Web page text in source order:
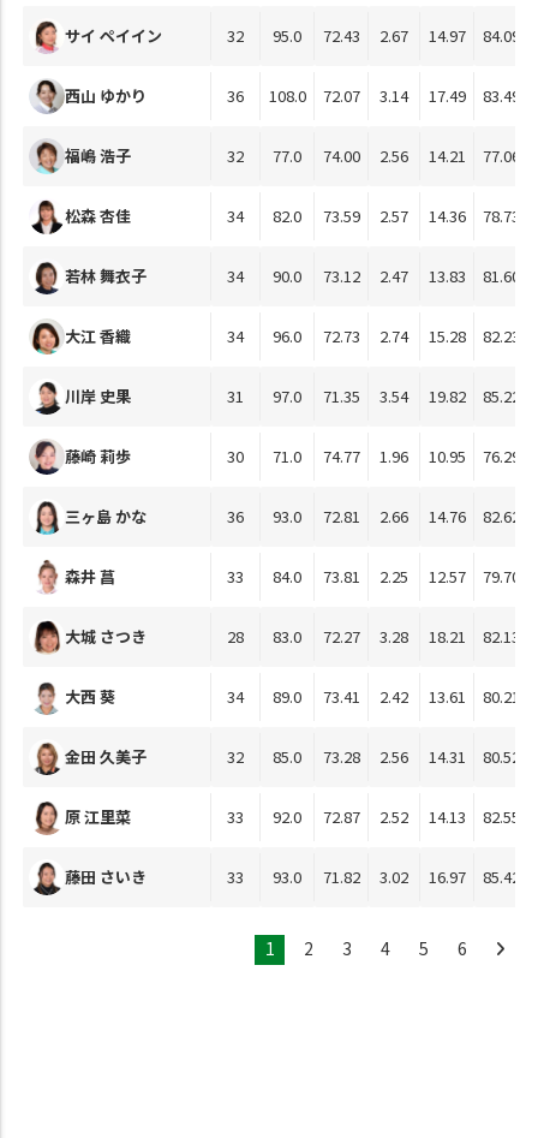
サイ ペイイン 32 95.0 72.43 2.67 14.97 84.09
西山 ゆかり 36 108.0 72.07 3.14 17.49 83.49
福嶋 浩子 32 77.0 74.00 2.56 14.21 77.06
松森 杏佳 34 82.0 73.59 2.57 14.36 78.73
若林 舞衣子 34 90.0 73.12 2.47 13.83 81.60
大江 香織 34 96.0 72.73 2.74 15.28 82.23
川岸 史果 31 97.0 71.35 3.54 19.82 85.22
藤崎 莉歩 30 71.0 74.77 1.96 10.95 76.29
三ヶ島 かな 36 93.0 72.81 2.66 14.76 82.62
森井 菖 33 84.0 73.81 2.25 12.57 79.70
大城 さつき 28 83.0 72.27 3.28 18.21 82.13
大西 葵 34 89.0 73.41 2.42 13.61 80.21
金田 久美子 32 85.0 73.28 2.56 14.31 80.52
原 江里菜 33 92.0 72.87 2.52 14.13 82.55
藤田 さいき 33 93.0 71.82 3.02 16.97 85.42
1 2 3 4 5 6